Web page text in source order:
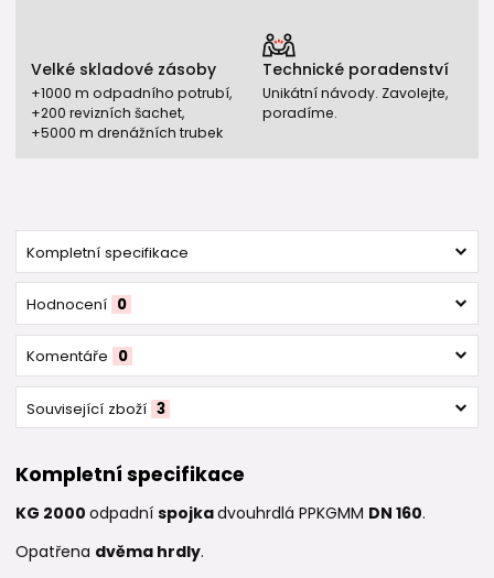
Velké skladové zásoby
+1000 m odpadního potrubí,
+200 revizních šachet,
+5000 m drenážních trubek
Technické poradenství
Unikátní návody. Zavolejte,
poradíme.
Kompletní specifikace
Hodnocení 0
Komentáře 0
Související zboží 3
Kompletní specifikace
KG 2000 odpadní spojkadvouhrdlá PPKGMM DN 160.
Opatřena dvěma hrdly.